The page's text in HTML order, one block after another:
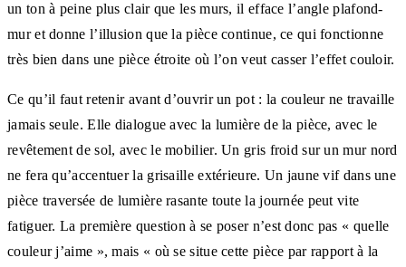
un ton à peine plus clair que les murs, il efface l’angle plafond-
mur et donne l’illusion que la pièce continue, ce qui fonctionne
très bien dans une pièce étroite où l’on veut casser l’effet couloir.
Ce qu’il faut retenir avant d’ouvrir un pot : la couleur ne travaille
jamais seule. Elle dialogue avec la lumière de la pièce, avec le
revêtement de sol, avec le mobilier. Un gris froid sur un mur nord
ne fera qu’accentuer la grisaille extérieure. Un jaune vif dans une
pièce traversée de lumière rasante toute la journée peut vite
fatiguer. La première question à se poser n’est donc pas « quelle
couleur j’aime », mais « où se situe cette pièce par rapport à la